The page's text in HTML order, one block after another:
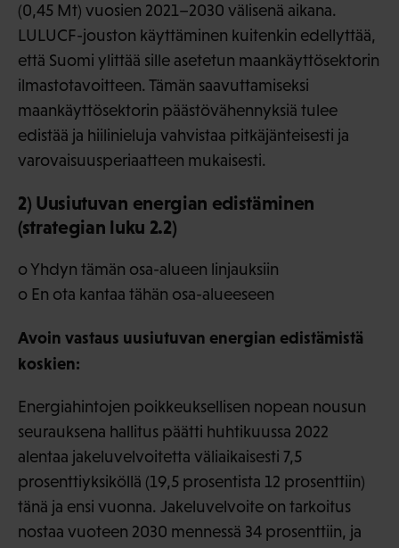
(0,45 Mt) vuosien 2021–2030 välisenä aikana.
LULUCF-jouston käyttäminen kuitenkin edellyttää,
että Suomi ylittää sille asetetun maankäyttösektorin
ilmastotavoitteen. Tämän saavuttamiseksi
maankäyttösektorin päästövähennyksiä tulee
edistää ja hiilinieluja vahvistaa pitkäjänteisesti ja
varovaisuusperiaatteen mukaisesti.
2) Uusiutuvan energian edistäminen
(strategian luku 2.2)
o Yhdyn tämän osa-alueen linjauksiin
o En ota kantaa tähän osa-alueeseen
Avoin vastaus uusiutuvan energian edistämistä
koskien:
Energiahintojen poikkeuksellisen nopean nousun
seurauksena hallitus päätti huhtikuussa 2022
alentaa jakeluvelvoitetta väliaikaisesti 7,5
prosenttiyksiköllä (19,5 prosentista 12 prosenttiin)
tänä ja ensi vuonna. Jakeluvelvoite on tarkoitus
nostaa vuoteen 2030 mennessä 34 prosenttiin, ja